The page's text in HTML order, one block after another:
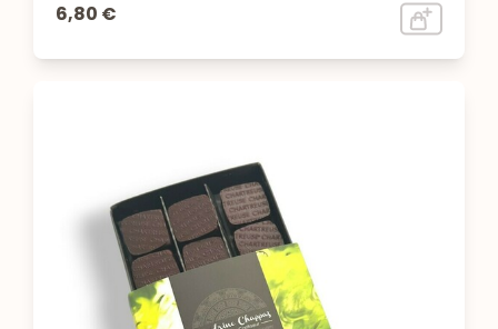
6,80 €